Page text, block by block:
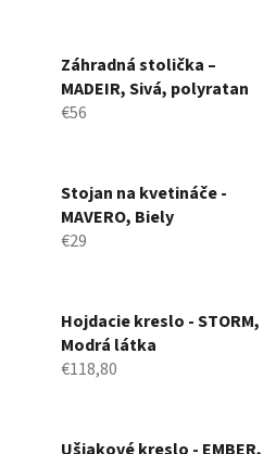
Záhradná stolička –
MADEIR, Sivá, polyratan
€56
Stojan na kvetináče -
MAVERO, Biely
€29
Hojdacie kreslo - STORM,
Modrá látka
€118,80